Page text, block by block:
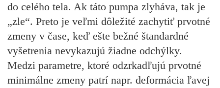
do celého tela. Ak táto pumpa zlyháva, tak je
„zle“. Preto je veľmi dôležité zachytiť prvotné
zmeny v čase, keď ešte bežné štandardné
vyšetrenia nevykazujú žiadne odchýlky.
Medzi parametre, ktoré odzrkadľujú prvotné
minimálne zmeny patrí napr. deformácia ľavej